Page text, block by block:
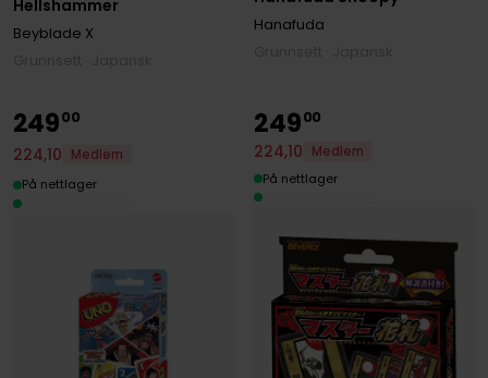
Hellshammer
Beyblade X
Hanafuda
24900
224,10
Medlem
På nettlager
24900
224,10
Medlem
På nettlager